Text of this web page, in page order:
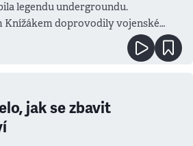
legendu undergroundu.
Knížákem doprovodily vojenské
jak se zbavit